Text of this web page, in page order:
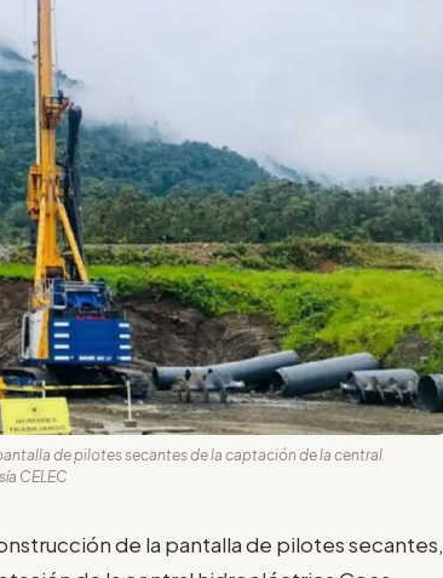
de pilotes secantes de la captación de la central
CELEC
de la pantalla de pilotes secantes,